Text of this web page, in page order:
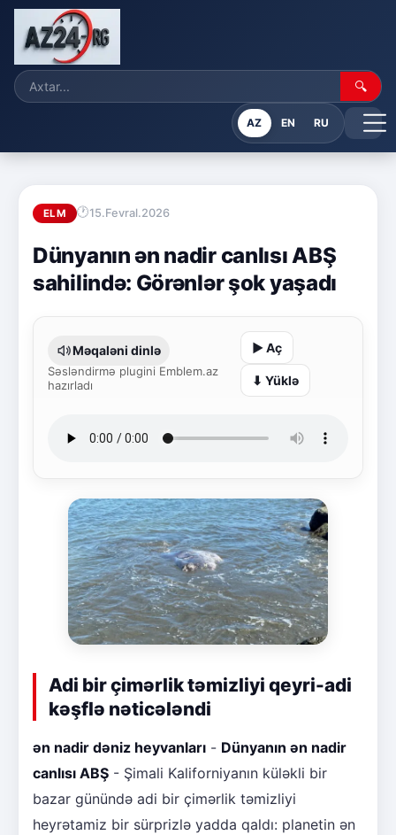
🔍
AZ EN RU
ELM 15.Fevral.2026
Dünyanın ən nadir canlısı ABŞ
sahilində: Görənlər şok yaşadı
Məqaləni dinlə
Səsləndirmə plugini Emblem.az
hazırladı
▶ Aç
⬇ Yüklə
Adi bir çimərlik təmizliyi qeyri-adi
kəşflə nəticələndi
ən nadir dəniz heyvanları - Dünyanın ən nadir
canlısı ABŞ - Şimali Kaliforniyanın küləkli bir
bazar günündə adi bir çimərlik təmizliyi
heyrətamiz bir sürprizlə yadda qaldı: planetin ən